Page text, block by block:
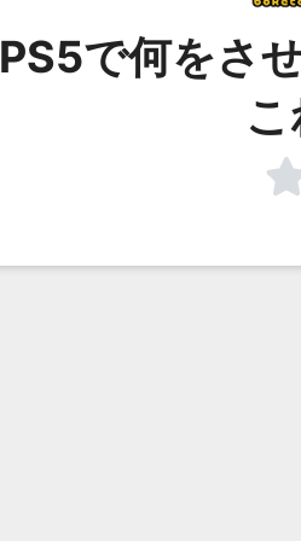
PS5で何をさ